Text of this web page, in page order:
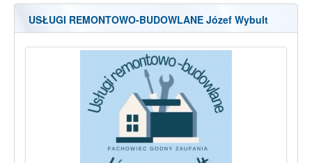
USŁUGI REMONTOWO-BUDOWLANE Józef Wybult